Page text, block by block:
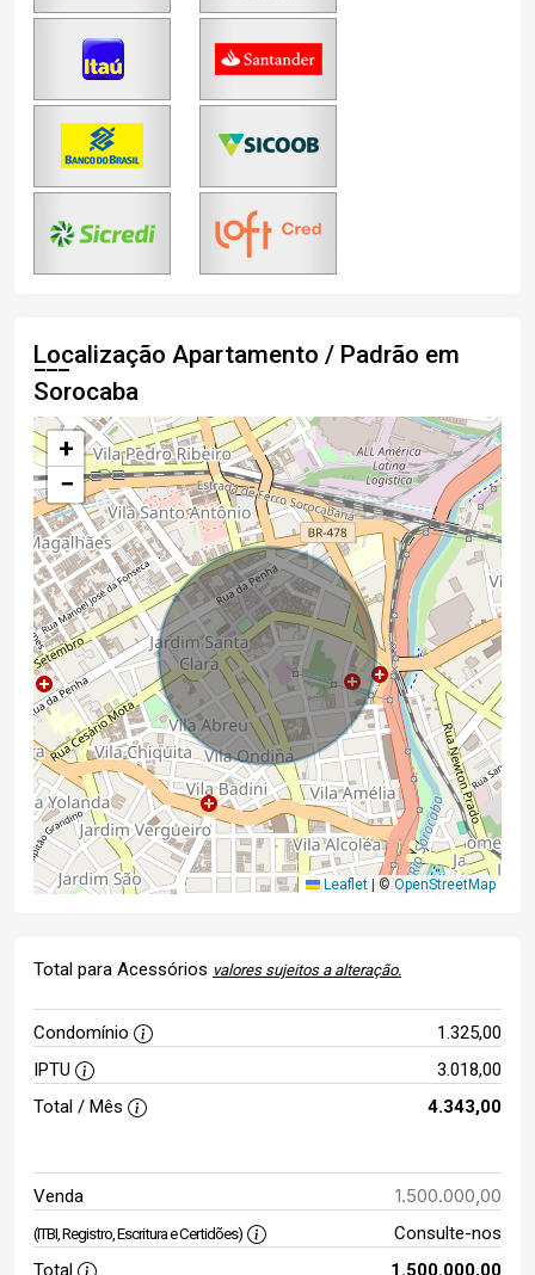
Localização Apartamento / Padrão em
Sorocaba
+
−
Leaflet |©OpenStreetMap
Total para Acessórios valores sujeitos a alteração.
Condomínio
1.325,00
IPTU
3.018,00
Total / Mês
4.343,00
Venda 1.500.000,00
(ITBI, Registro, Escritura e Certidões)
Consulte-nos
Total
1.500.000,00